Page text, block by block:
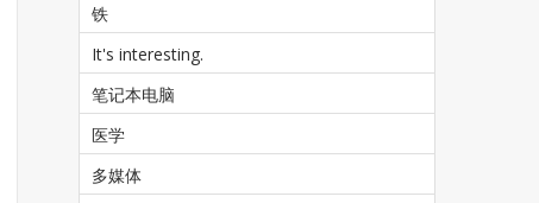
铁
It's interesting.
笔记本电脑
医学
多媒体